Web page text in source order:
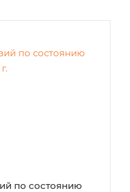
по состоянию